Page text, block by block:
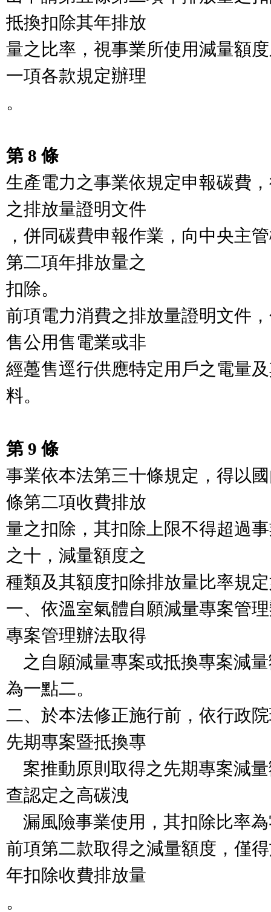
抵換扣除其年排放
量之比率，視事業所使用減量額
一項各款規定辦理
。
第 8 條
生產電力之事業依規定申報碳費
之排放量證明文件
，併同碳費申報作業，向中央主
第二項年排放量之
扣除。
前項電力消費之排放量證明文件
售公用售電業或非
經躉售逕行供應特定用戶之電量
料。
第 9 條
事業依本法第三十條規定，得以
條第二項收費排放
量之扣除，其扣除上限不得超過
之十，減量額度之
種類及其額度扣除排放量比率規
一、依溫室氣體自願減量專案管
專案管理辦法取得
為一點二。
二、於本法修正施行前，依行政
先期專案暨抵換專
查認定之高碳洩
前項第二款取得之減量額度，僅
年扣除收費排放量
。